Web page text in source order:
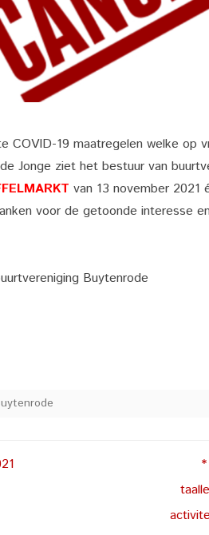
COVID-19 maatregelen welke op
Jonge ziet het bestuur van
van 13 november 2021
voor de getoonde interesse
Buytenrode